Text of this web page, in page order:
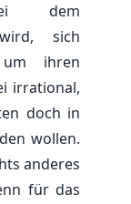
bei dem
sich
ihren
irrational,
doch in
wollen.
anderes
für das